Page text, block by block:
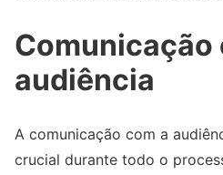
Comunicação
audiência
A comunicação com a
crucial durante todo o